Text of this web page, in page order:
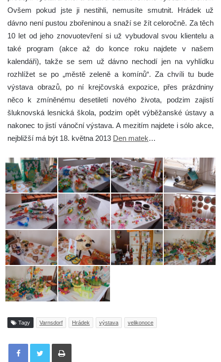
Ovšem pokud jste ji nestihli, nemusíte smutnit. Hrádek už
dávno není pustou zbořeninou a snaží se žít celoročně. Za těch
10 let od jeho znovuotevření si už vybudoval svou klientelu a
také program (akce až do konce roku najdete v našem
kalendáři), takže se sem už dávno nechodí jen na vyhlídku
rozhlížet se po „městě zeleně a komínů“. Za chvíli tu bude
výstava obrazů, po ní krejčovská expozice, přes prázdniny
něco k zmíněnému desetiletí nového života, podzim zajistí
šluknovská lesnická škola, podzim opět výběžanské ústavy a
nakonec to jistí vánoční výstava. A mezitím najdete i sólo akce,
nejbližší má být 18. května 2013 Den matek…
Tagy Varnsdorf Hrádek výstava velikonoce
Tisknout